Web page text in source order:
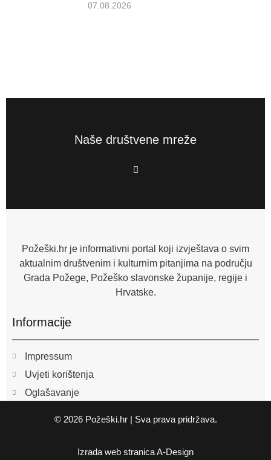
07.08.2026
Naše društvene mreže
F
a
o
f
Požeški.hr je informativni portal koji izvještava o svim
aktualnim društvenim i kulturnim pitanjima na području
Grada Požege, Požeško slavonske županije, regije i
Hrvatske.
Informacije
Impressum
Uvjeti korištenja
Oglašavanje
© 2026 Požeški.hr | Sva prava pridržava.
Izrada web stranicaA-Design